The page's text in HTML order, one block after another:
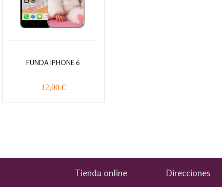
FUNDA IPHONE 6
12,00 €
Tienda online Direcciones